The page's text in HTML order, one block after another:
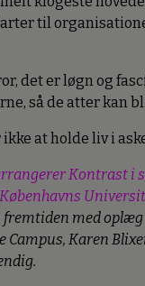
til
det er løgn og
så de atter kan
at holde liv i
Kontrast i
med oplæg
Campus, Karen